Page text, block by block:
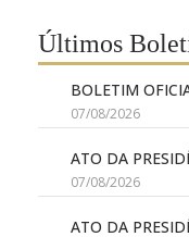
Últimos
BOLETIM
07/08/2026
ATO DA
07/08/2026
ATO DA